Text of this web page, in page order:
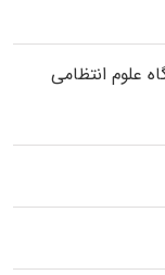
ﻋﻠﻮم انتظامی